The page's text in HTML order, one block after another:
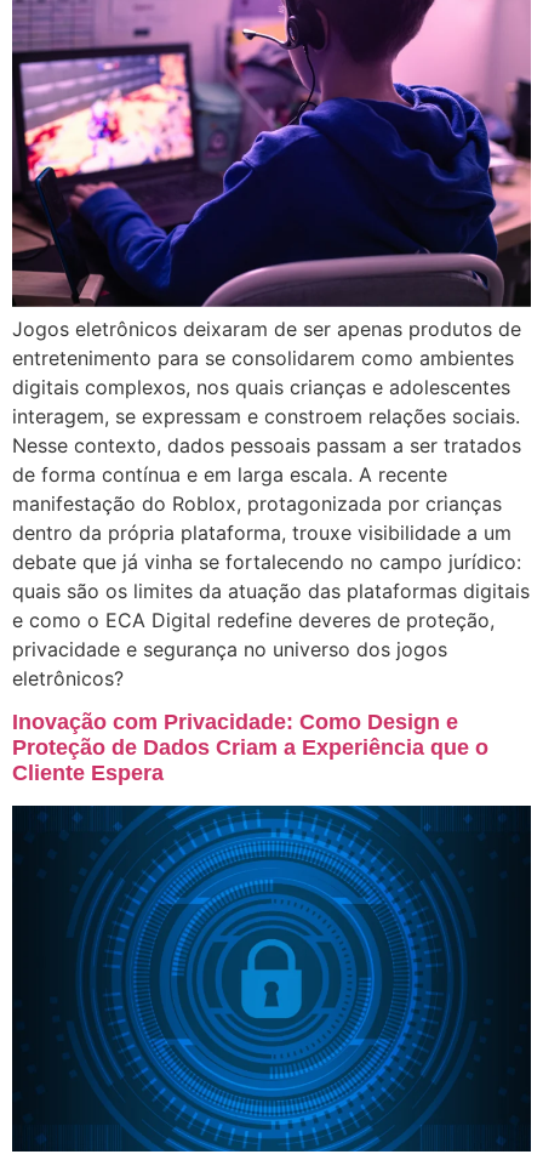
Jogos eletrônicos deixaram de ser apenas produtos de
entretenimento para se consolidarem como ambientes
digitais complexos, nos quais crianças e adolescentes
interagem, se expressam e constroem relações sociais.
Nesse contexto, dados pessoais passam a ser tratados
de forma contínua e em larga escala. A recente
manifestação do Roblox, protagonizada por crianças
dentro da própria plataforma, trouxe visibilidade a um
debate que já vinha se fortalecendo no campo jurídico:
quais são os limites da atuação das plataformas digitais
e como o ECA Digital redefine deveres de proteção,
privacidade e segurança no universo dos jogos
eletrônicos?
Inovação com Privacidade: Como Design e
Proteção de Dados Criam a Experiência que o
Cliente Espera